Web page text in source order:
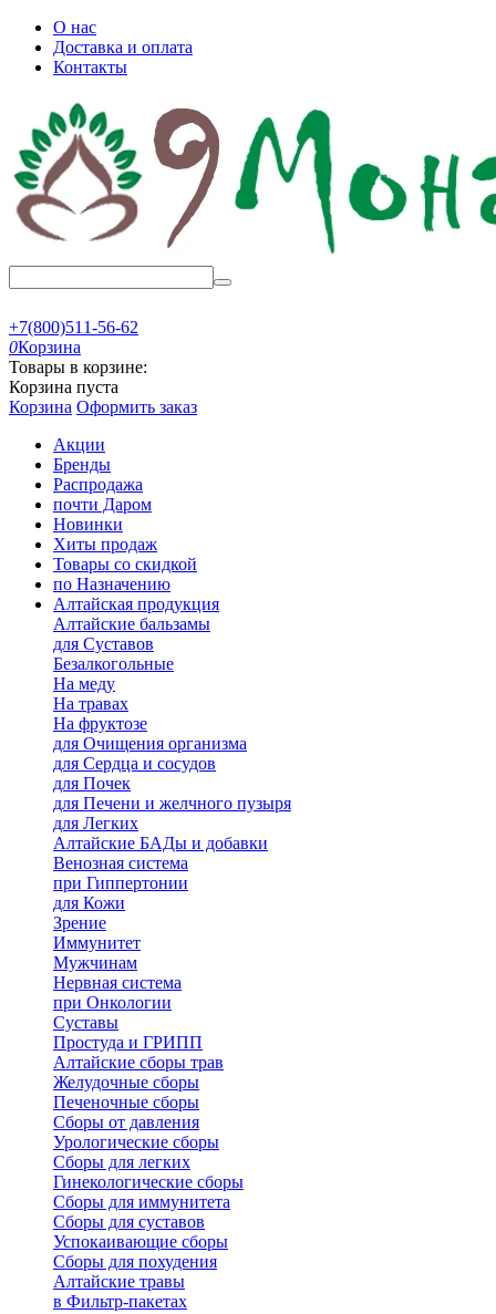
О нас
Доставка и оплата
Контакты
+7(800)511-56-62
0Корзина
Товары в корзине:
Корзина пуста
Корзина Оформить заказ
Акции
Бренды
Распродажа
почти Даром
Новинки
Хиты продаж
Товары со скидкой
по Назначению
Алтайская продукция
Алтайские бальзамы
для Суставов
Безалкогольные
На меду
На травах
На фруктозе
для Очищения организма
для Сердца и сосудов
для Почек
для Печени и желчного пузыря
для Легких
Алтайские БАДы и добавки
Венозная система
при Гиппертонии
для Кожи
Зрение
Иммунитет
Мужчинам
Нервная система
при Онкологии
Суставы
Простуда и ГРИПП
Алтайские сборы трав
Желудочные сборы
Печеночные сборы
Сборы от давления
Урологические сборы
Сборы для легких
Гинекологические сборы
Сборы для иммунитета
Сборы для суставов
Успокаивающие сборы
Сборы для похудения
Алтайские травы
в Фильтр-пакетах